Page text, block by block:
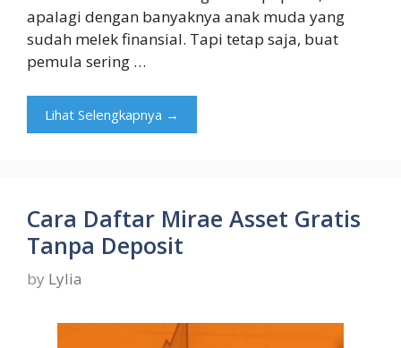
apalagi dengan banyaknya anak muda yang
sudah melek finansial. Tapi tetap saja, buat
pemula sering …
Lihat Selengkapnya →
Cara Daftar Mirae Asset Gratis
Tanpa Deposit
by Lylia